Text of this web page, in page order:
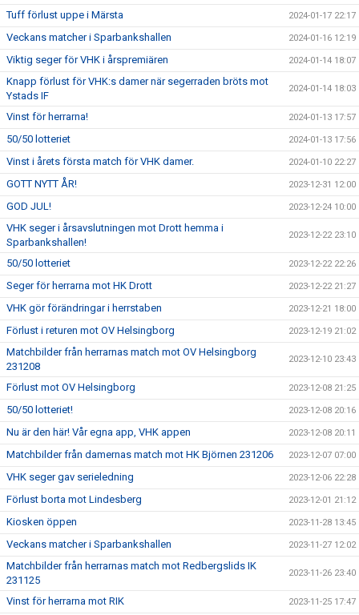
Tuff förlust uppe i Märsta 2024-01-17 22:17
Veckans matcher i Sparbankshallen 2024-01-16 12:19
Viktig seger för VHK i årspremiären 2024-01-14 18:07
Knapp förlust för VHK:s damer när segerraden bröts mot
Ystads IF
2024-01-14 18:03
Vinst för herrarna! 2024-01-13 17:57
50/50 lotteriet 2024-01-13 17:56
Vinst i årets första match för VHK damer. 2024-01-10 22:27
GOTT NYTT ÅR! 2023-12-31 12:00
GOD JUL! 2023-12-24 10:00
VHK seger i årsavslutningen mot Drott hemma i
Sparbankshallen!
2023-12-22 23:10
50/50 lotteriet 2023-12-22 22:26
Seger för herrarna mot HK Drott 2023-12-22 21:27
VHK gör förändringar i herrstaben 2023-12-21 18:00
Förlust i returen mot OV Helsingborg 2023-12-19 21:02
Matchbilder från herrarnas match mot OV Helsingborg
231208
2023-12-10 23:43
Förlust mot OV Helsingborg 2023-12-08 21:25
50/50 lotteriet! 2023-12-08 20:16
Nu är den här! Vår egna app, VHK appen 2023-12-08 20:11
Matchbilder från damernas match mot HK Björnen 231206 2023-12-07 07:00
VHK seger gav serieledning 2023-12-06 22:28
Förlust borta mot Lindesberg 2023-12-01 21:12
Kiosken öppen 2023-11-28 13:45
Veckans matcher i Sparbankshallen 2023-11-27 12:02
Matchbilder från herrarnas match mot Redbergslids IK
231125
2023-11-26 23:40
Vinst för herrarna mot RIK 2023-11-25 17:47